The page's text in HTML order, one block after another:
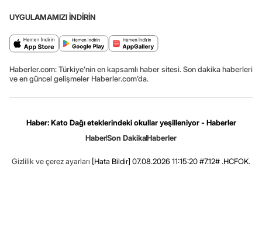
UYGULAMAMIZI İNDİRİN
Haberler.com: Türkiye’nin en kapsamlı haber sitesi. Son dakika haberleri
ve en güncel gelişmeler Haberler.com’da.
Haber: Kato Dağı eteklerindeki okullar yeşilleniyor - Haberler
HaberSon DakikaHaberler
Gizlilik ve çerez ayarları [Hata Bildir] 07.08.2026 11:15:20 #7.12# .HCFOK.